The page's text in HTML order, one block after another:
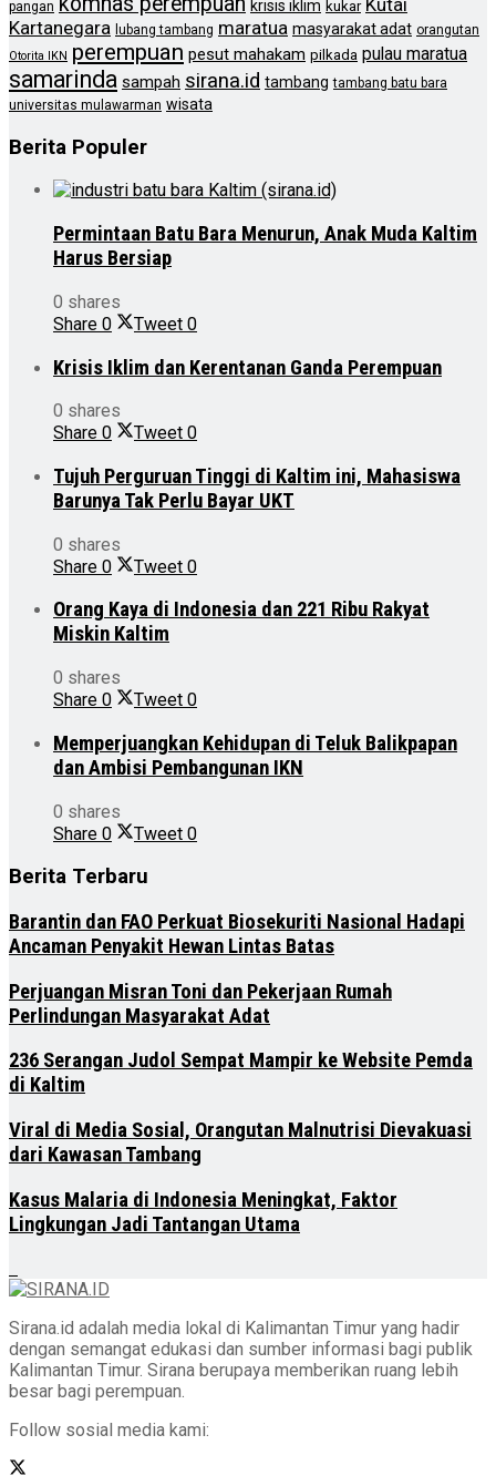
pangan krisis iklim kukar
Kartanegara lubang tambang maratua masyarakat adat orangutan
Otorita IKN perempuan pesut mahakam pilkada pulau maratua
samarinda sampah sirana.id tambang tambang batu bara
universitas mulawarman wisata
Berita Populer
Permintaan Batu Bara Menurun, Anak Muda Kaltim
Harus Bersiap
0 shares
Share 0 Tweet 0
Krisis Iklim dan Kerentanan Ganda Perempuan
0 shares
Share 0 Tweet 0
Tujuh Perguruan Tinggi di Kaltim ini, Mahasiswa
Barunya Tak Perlu Bayar UKT
0 shares
Share 0 Tweet 0
Orang Kaya di Indonesia dan 221 Ribu Rakyat
Miskin Kaltim
0 shares
Share 0 Tweet 0
Memperjuangkan Kehidupan di Teluk Balikpapan
dan Ambisi Pembangunan IKN
0 shares
Share 0 Tweet 0
Berita Terbaru
Barantin dan FAO Perkuat Biosekuriti Nasional Hadapi
Ancaman Penyakit Hewan Lintas Batas
Perjuangan Misran Toni dan Pekerjaan Rumah
Perlindungan Masyarakat Adat
236 Serangan Judol Sempat Mampir ke Website Pemda
di Kaltim
Viral di Media Sosial, Orangutan Malnutrisi Dievakuasi
dari Kawasan Tambang
Kasus Malaria di Indonesia Meningkat, Faktor
Lingkungan Jadi Tantangan Utama
Sirana.id adalah media lokal di Kalimantan Timur yang hadir
dengan semangat edukasi dan sumber informasi bagi publik
Kalimantan Timur. Sirana berupaya memberikan ruang lebih
besar bagi perempuan.
Follow sosial media kami: